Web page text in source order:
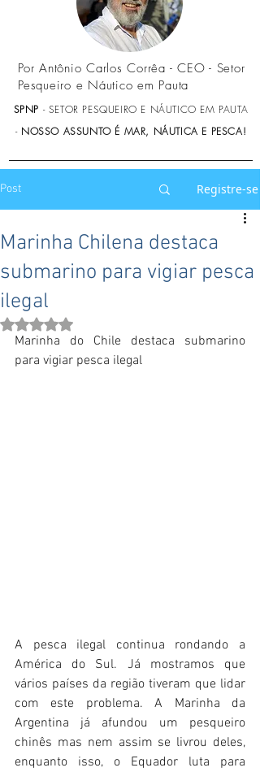
Por Antônio Carlos Corrêa - CEO - Setor
Pesqueiro e Náutico em Pauta
SPNP - SETOR PESQUEIRO E NÁUTICO EM PAUTA
- NOSSO ASSUNTO É MAR, NÁUTICA E PESCA!
Post Registre-se
Marinha Chilena destaca
submarino para vigiar pesca
ilegal
Avaliado com NaN de 5 estrelas.
Marinha do Chile destaca submarino
para vigiar pesca ilegal
A pesca ilegal continua rondando a
América do Sul. Já mostramos que
vários países da região tiveram que lidar
com este problema. A Marinha da
Argentina já afundou um pesqueiro
chinês mas nem assim se livrou deles,
enquanto isso, o Equador luta para